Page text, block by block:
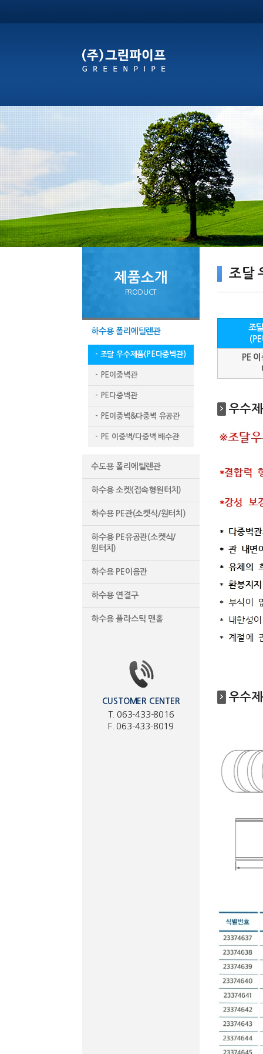
제품소개
PRODUCT
하수용 폴리에틸렌관
- 조달 우수제품(PE다중벽관)
- PE이중벽관
- PE다중벽관
- PE이중벽&다중벽 유공관
- PE 이중벽/다중벽 배수관
수도용 폴리에틸렌관
하수용 소켓(접속형원터치)
하수용 PE관(소켓식/원터치)
하수용 PE유공관(소켓식/
원터치)
하수용 PE이음관
하수용 연결구
하수용 플라스틱 맨홀
CUSTOMER CENTER
T. 063-433-8016
F. 063-433-8019
조달
조
PE
우수
우수